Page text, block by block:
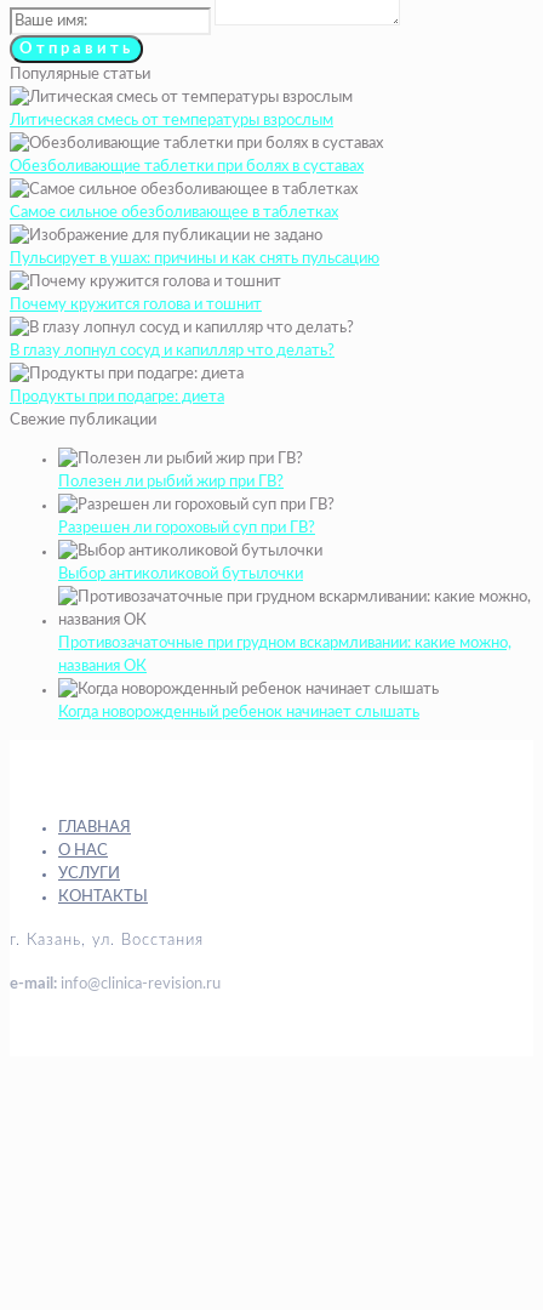
Популярные статьи
Литическая смесь от температуры взрослым
Обезболивающие таблетки при болях в суставах
Самое сильное обезболивающее в таблетках
Пульсирует в ушах: причины и как снять пульсацию
Почему кружится голова и тошнит
В глазу лопнул сосуд и капилляр что делать?
Продукты при подагре: диета
Свежие публикации
Полезен ли рыбий жир при ГВ?
Разрешен ли гороховый суп при ГВ?
Выбор антиколиковой бутылочки
Противозачаточные при грудном вскармливании: какие можно,
названия ОК
Когда новорожденный ребенок начинает слышать
ГЛАВНАЯ
О НАС
УСЛУГИ
КОНТАКТЫ
г. Казань, ул. Восстания
e-mail: info@clinica-revision.ru